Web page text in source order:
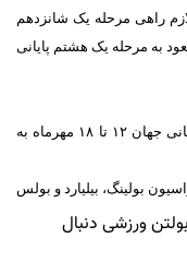
راهی مرحله یک شانزدهم
به مرحله یک هشتم پایانی
نخستین دوره رقابتهای اسنوکر زیر ۱۸ سال قهرمانی جهان ۱۲ تا ۱۸ مهرماه به
بولینگ، بیلیارد و بولس
ورزشی دنبال